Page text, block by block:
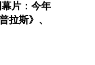
片：今年
拉斯》、